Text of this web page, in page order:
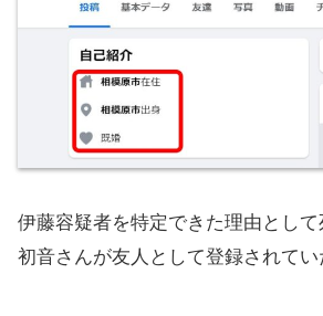
伊藤容疑者を特定できた理由とし
初音さんが友人として登録されてい